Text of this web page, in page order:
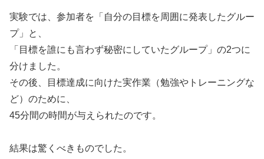
実験では、参加者を「自分の目標を周囲に発表したグルー
プ」と、
「目標を誰にも言わず秘密にしていたグループ」の2つに
分けました。
その後、目標達成に向けた実作業（勉強やトレーニングな
ど）のために、
45分間の時間が与えられたのです。
結果は驚くべきものでした。